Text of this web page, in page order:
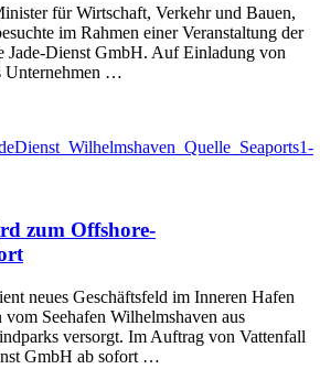
für Wirtschaft, Verkehr und Bauen,
im Rahmen einer Veranstaltung der
Jade-Dienst GmbH. Auf Einladung von
Unternehmen …
zum Offshore-
neues Geschäftsfeld im Inneren Hafen
Seehafen Wilhelmshaven aus
versorgt. Im Auftrag von Vattenfall
GmbH ab sofort …